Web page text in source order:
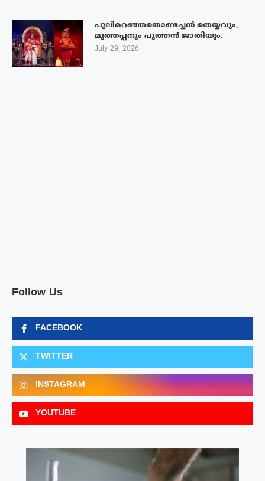
പുലിമറഞ്ഞതൊണ്ടച്ചൻ തെയ്യവും,
മുത്തപ്പനും പുത്തൻ ജാതിയും.
July 29, 2026
Follow Us
FACEBOOK
TWITTER
INSTAGRAM
YOUTUBE